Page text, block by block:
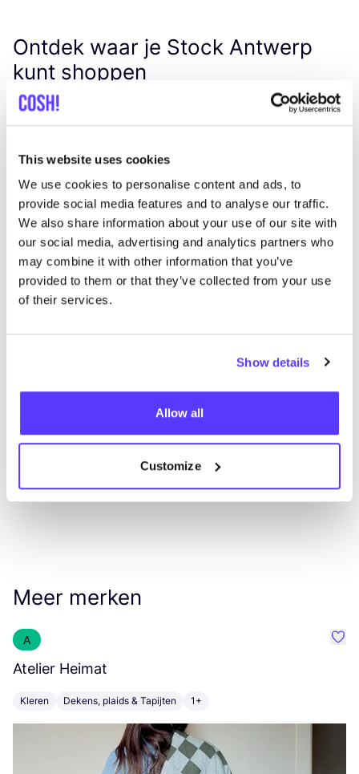
This website uses cookies
We use cookies to personalise content and ads, to
provide social media features and to analyse our traffic.
We also share information about your use of our site with
our social media, advertising and analytics partners who
may combine it with other information that you’ve
provided to them or that they’ve collected from your use
of their services.
Show details
Allow all
Customize
Ontdek waar je Stock Antwerp
kunt shoppen
We hebben geen resultaten gevonden voor uw
zoekcriteria.
Toon alle winkels
Meer merken
A
Atelier Heimat
Kleren Dekens, plaids & Tapijten 1+